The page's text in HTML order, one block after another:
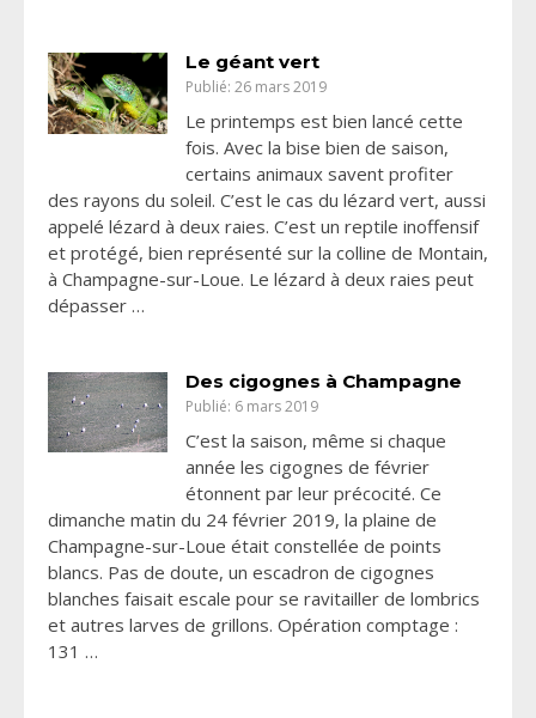
Le géant vert
Publié: 26 mars 2019
Le printemps est bien lancé cette
fois. Avec la bise bien de saison,
certains animaux savent profiter
des rayons du soleil. C’est le cas du lézard vert, aussi
appelé lézard à deux raies. C’est un reptile inoffensif
et protégé, bien représenté sur la colline de Montain,
à Champagne-sur-Loue. Le lézard à deux raies peut
dépasser …
Des cigognes à Champagne
Publié: 6 mars 2019
C’est la saison, même si chaque
année les cigognes de février
étonnent par leur précocité. Ce
dimanche matin du 24 février 2019, la plaine de
Champagne-sur-Loue était constellée de points
blancs. Pas de doute, un escadron de cigognes
blanches faisait escale pour se ravitailler de lombrics
et autres larves de grillons. Opération comptage :
131 …